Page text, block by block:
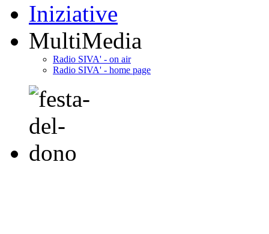
Iniziative
MultiMedia
Radio SIVA' - on air
Radio SIVA' - home page